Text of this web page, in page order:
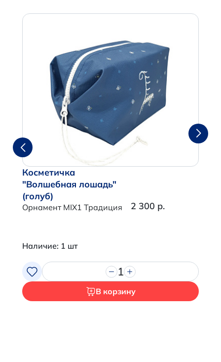
Косметичка
"Волшебная лошадь"
(голуб)
Орнамент MIX1 Традиция 2 300 р.
Наличие: 1 шт
1
В корзину